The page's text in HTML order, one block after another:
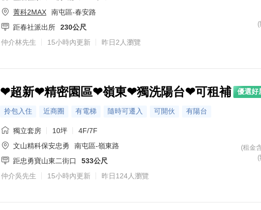
菁科2MAX
南屯區-春安路
距春社派出所
230公尺
仲介林先生
15小時內更新 昨日2人瀏覽
❤超新❤精密園區❤嶺東❤獨洗陽台❤可租補 優選好
拎包入住 近商圈 有電梯 隨時可遷入 可開伙 有陽台
獨立套房 10坪
4F/7F
文山精科保安忠勇
南屯區-嶺東路
距忠勇寶山東二街口
533公尺
仲介吳先生
15小時內更新 昨日124人瀏覽
(租金